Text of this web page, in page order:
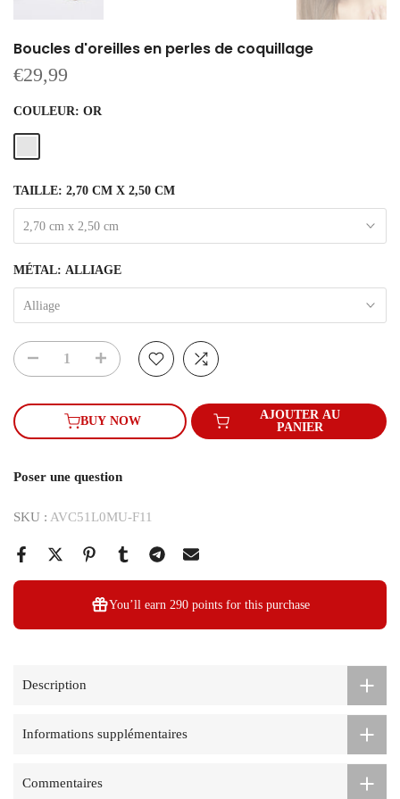
Boucles d'oreilles en perles de coquillage
€29,99
COULEUR: OR
TAILLE: 2,70 CM X 2,50 CM
2,70 cm x 2,50 cm
MÉTAL: ALLIAGE
Alliage
BUY NOW
AJOUTER AU
PANIER
Poser une question
SKU : AVC51L0MU-F11
You’ll earn 290 pointsfor this purchase
Description
Informations supplémentaires
Commentaires